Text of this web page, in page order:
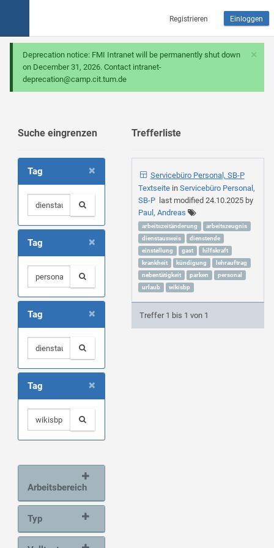
Registrieren Einloggen
×
Deprecation notice: FMI Intranet will be permanently shut down
on December 31, 2026. Contact intranet-
deprecation@camp.cit.tum.de
Suche eingrenzen
×
Tag
×
Tag
×
Tag
×
Tag
Arbeitsbereich
Typ
Trefferliste
Servicebüro Personal, SB-P
Textseite in Servicebüro Personal,
SB-Plast modified 24.10.2025by
Paul, Andreas
arbeitszeitänderung
arbeitszeugnis
dienstausweis
dienstende
einstellung
gast
hilfskraft
krankheit
kündigung
lehrauftrag
nebentätigkeit
parken
personal
urlaub
wikisbp
Treffer 1 bis 1 von 1